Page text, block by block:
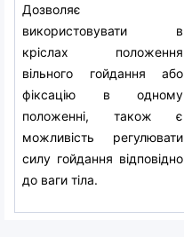
Дозволяє
використовувати в
кріслах положення
вільного гойдання або
фіксацію в одному
положенні, також є
можливість регулювати
силу гойдання відповідно
до ваги тіла.